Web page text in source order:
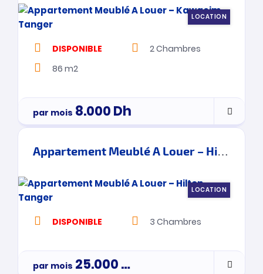
LOCATION
DISPONIBLE 2Chambres
86 m2
par mois 8.000Dh
Appartement Meublé A Louer – Hilton – Tanger
LOCATION
DISPONIBLE 3 Chambres
par mois 25.000Dh